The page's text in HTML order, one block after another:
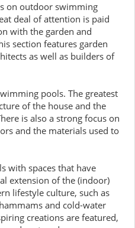
on outdoor swimming
deal of attention is paid
with the garden and
section features garden
as well as builders of
pools. The greatest
of the house and the
is also a strong focus on
and the materials used to
with spaces that have
extension of the (indoor)
lifestyle culture, such as
and cold-water
creations are featured,